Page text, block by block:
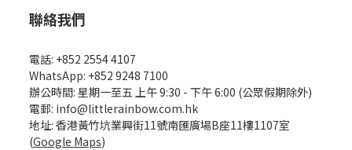
聯絡我們
電話: +852 2554 4107
WhatsApp: +852 9248 7100
辦公時間: 星期一至五 上午 9:30 - 下午 6:00 (公眾假期除外)
電郵: info@littlerainbow.com.hk
地址: 香港黃竹坑業興街11號南匯廣場B座11樓1107室
(Google Maps)